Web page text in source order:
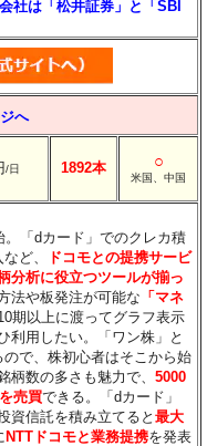
社は「松井証券」と「SBI
へ
/日 1892本 ○
米国、中国
「dカード」でのクレカ積
ど、
ドコモとの提携サービ
分析に役立つツールが揃っ
法や板発注が可能な 「マネ
期以上に渡ってグラフ表示
利用したい。「ワン株」と
ので、株初心者はそこから始
柄数の多さも魅力で、5000
売買できる。「dカード」
資信託を積み立てると最大
NTTドコモと業務提携を発表